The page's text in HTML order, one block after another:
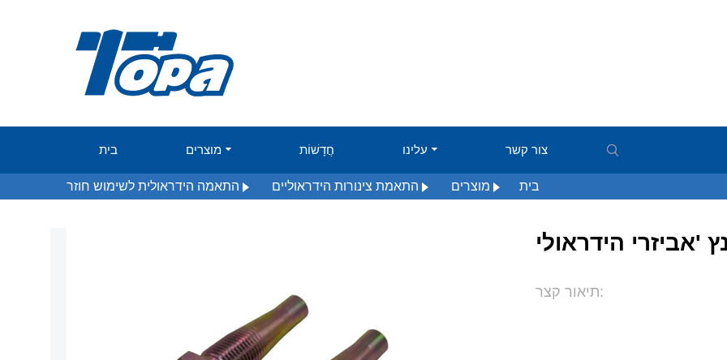
בית מוצרים חֲדָשׁוֹת עלינו צור קשר
בית מוצרים התאמת צינורות הידראוליים התאמה הידראולית לשימוש חוזר
תיאור קצר: